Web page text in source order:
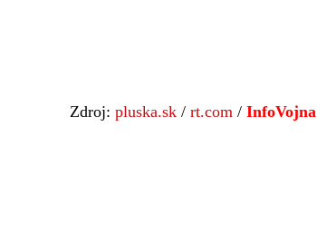
Zdroj: pluska.sk / rt.com / InfoVojna